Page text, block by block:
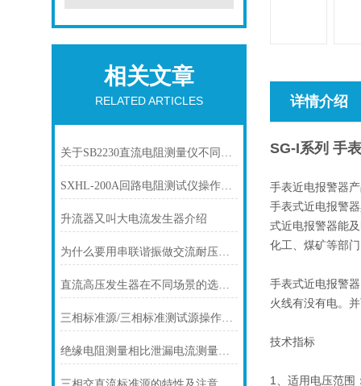
相关文章
RELATED ARTICLES
关于SB2230直流电阻测量仪不同试验场景下的量程选择
SXHL-200A回路电阻测试仪操作说明
升流器又叫大电流发生器介绍
为什么要用串联谐振做交流耐压试验？
直流高压发生器在不同场景的选型方法
三相标准源/三相标准测试源操作方法
绝缘电阻测量相比泄漏电流测量的优点
详情介绍
SG-I系列 手
手表近电报警器
手表式近电报警
式近电报警器能
化工、煤矿等部
手表式近电报警
火线有没有电。
技术指标
1、适用电压范围